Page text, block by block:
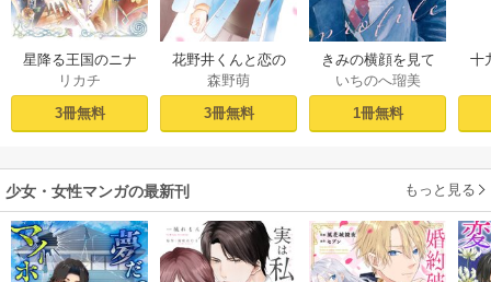
星降る王国のニナ
（１）
リカチ
3冊無料
花野井くんと恋の
病（１）
森野萌
3冊無料
きみの横顔を見て
いた（１）
いちのへ瑠美
1冊無料
十
少女・女性マンガの最新刊 もっと見る